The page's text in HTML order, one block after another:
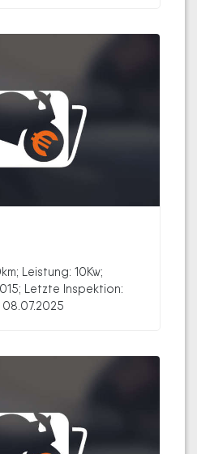
Leistung: 10Kw;
Letzte Inspektion:
08.07.2025